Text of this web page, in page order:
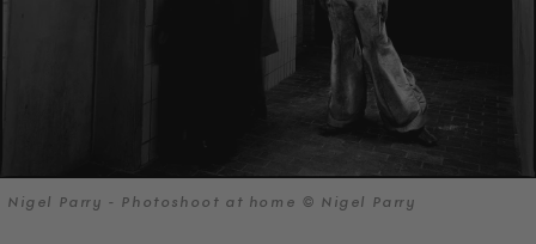
Nigel Parry - Photoshoot at home © Nigel Parry